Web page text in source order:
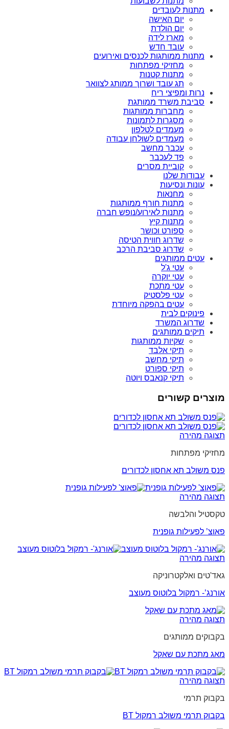
מתנות לעובדים
יום האישה
יום הולדת
מארז לידה
עובד חדש
מתנות ממותגות לכנסים ואירועים
מחזיקי מפתחות
מתנות קטנות
תג עובד ושרוך ממותג לצוואר
נרות ומפיצי ריח
סביבת משרד ממותגת
מחברות ממותגות
מסגרות לתמונות
מעמדים לטלפון
מעמדים לשולחן עבודה
עכבר מחשב
פד לעכבר
קוביית מסרים
עבודות שלנו
עונות ונסיעות
מחנאות
מתנות חורף ממותגות
מתנות לאירוע/נופש חברה
מתנות קיץ
ספורט וכושר
שדרוג חווית הטיסה
שדרוג סביבת הרכב
עטים ממותגים
עטי ג'ל
עטי יוקרה
עטי מתכת
עטי פלסטיק
עטים בהפקה מיוחדת
פינוקים לבית
שדרוג המשרד
תיקים ממותגים
שקיות ממותגות
תיקי אלבד
תיקי מחשב
תיקי ספורט
תיקי קנאבס ויוטה
מוצרים קשורים
תצוגה מהירה
מחזיקי מפתחות
פנס משולב תא אחסון לכדורים
תצוגה מהירה
טקסטיל והלבשה
פאוצ’ לפעילות גופנית
תצוגה מהירה
גאד'טים ואלקטרוניקה
אורנג’- רמקול בלוטוס מעוצב
תצוגה מהירה
בקבוקים ממותגים
מאג מתכת עם שאקל
תצוגה מהירה
בקבוק תרמי
בקבוק תרמי משולב רמקול BT